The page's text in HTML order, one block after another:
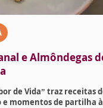
e Almôndegas
de Vida” traz receitas
e momentos de partilha